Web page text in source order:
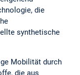
die
synthetische
Mobilität durch
die aus